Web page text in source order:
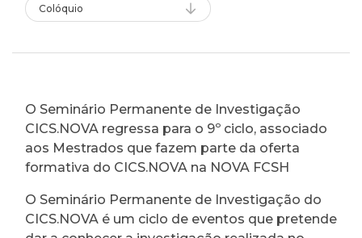
Colóquio
O Seminário Permanente de Investigação
CICS.NOVA regressa para o 9º ciclo, associado
aos Mestrados que fazem parte da oferta
formativa do CICS.NOVA na NOVA FCSH
O Seminário Permanente de Investigação do
CICS.NOVA é um ciclo de eventos que pretende